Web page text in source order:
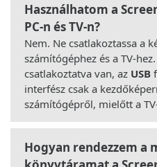
Használhatom a
PC-n és TV-n?
Nem. Ne csatlakoztassa a
számítógéphez és a TV-
csatlakoztatva van, az USB
interfész csak a
számítógépről, mielőtt a
Hogyan rendezzem a